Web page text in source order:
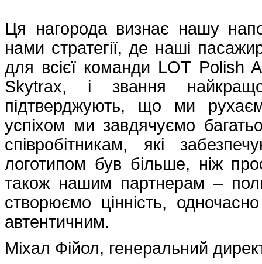
Ця нагорода визнає нашу
нами стратегії, де наші
для всієї команди LOT Polish
Skytrax, і звання
підтверджують, що ми
успіхом ми завдячуємо
співробітникам, які
логотипом був більше, ніж
також нашим партнерам –
створюємо цінність,
автентичним.
Міхал Фійол, генеральний